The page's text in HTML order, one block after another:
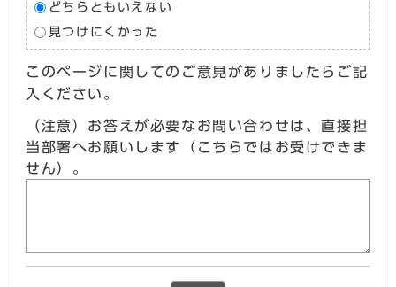
どちらともいえない
見つけにくかった
このページに関してのご意見がありましたらご記
入ください。
（注意）お答えが必要なお問い合わせは、直接担
当部署へお願いします（こちらではお受けできま
せん）。